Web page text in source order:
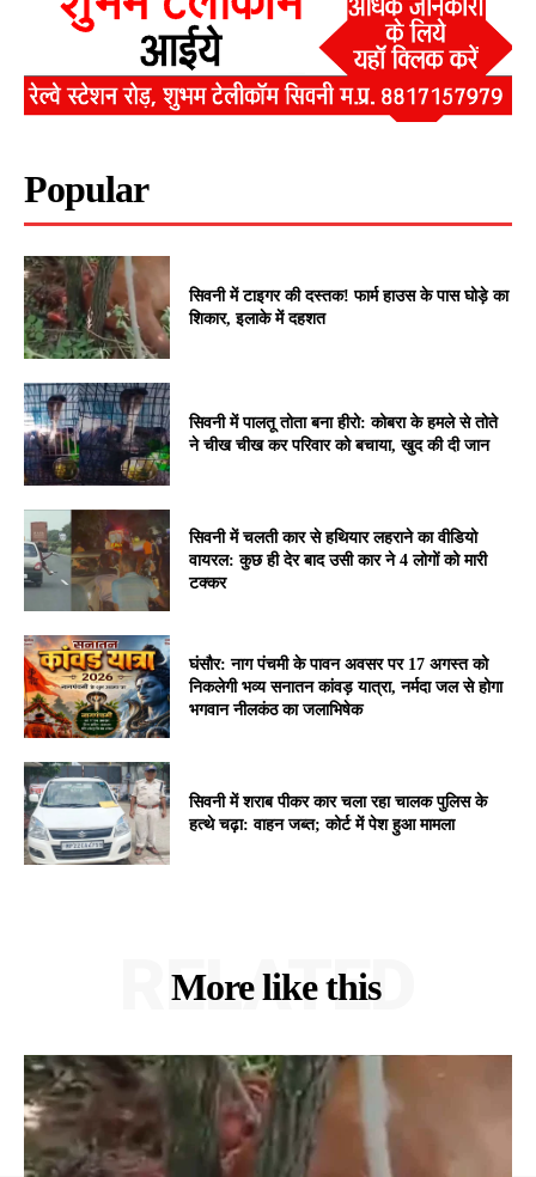
Popular
सिवनी में टाइगर की दस्तक! फार्म हाउस के पास घोड़े का
शिकार, इलाके में दहशत
सिवनी में पालतू तोता बना हीरो: कोबरा के हमले से तोते
ने चीख चीख कर परिवार को बचाया, खुद की दी जान
सिवनी में चलती कार से हथियार लहराने का वीडियो
वायरल: कुछ ही देर बाद उसी कार ने 4 लोगों को मारी
टक्कर
घंसौर: नाग पंचमी के पावन अवसर पर 17 अगस्त को
निकलेगी भव्य सनातन कांवड़ यात्रा, नर्मदा जल से होगा
भगवान नीलकंठ का जलाभिषेक
सिवनी में शराब पीकर कार चला रहा चालक पुलिस के
हत्थे चढ़ा: वाहन जब्त; कोर्ट में पेश हुआ मामला
More like this
RELATED